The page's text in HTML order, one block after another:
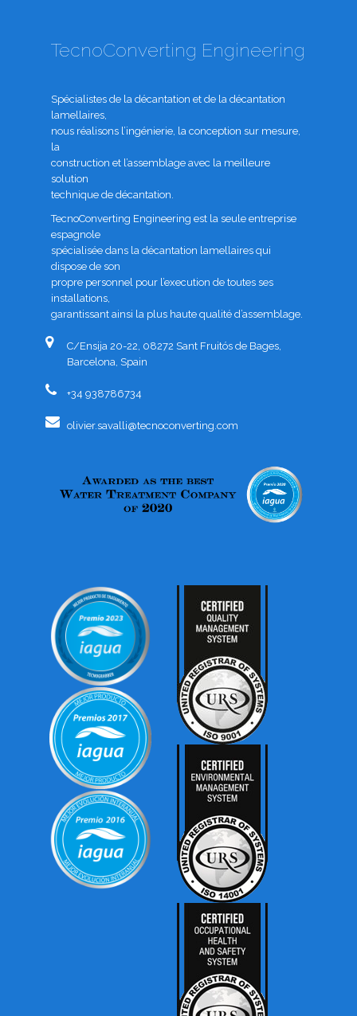
TecnoConverting Engineering
Spécialistes de la décantation et de la décantation
lamellaires,
nous réalisons l’ingénierie, la conception sur mesure,
la
construction et l’assemblage avec la meilleure
solution
technique de décantation.
TecnoConverting Engineering est la seule entreprise
espagnole
spécialisée dans la décantation lamellaires qui
dispose de son
propre personnel pour l’execution de toutes ses
installations,
garantissant ainsi la plus haute qualité d’assemblage.
C/Ensija 20-22, 08272 Sant Fruitós de Bages,
Barcelona, Spain
+34 938786734
olivier.savalli@tecnoconverting.com